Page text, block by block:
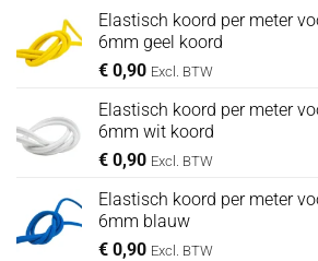
Elastisch koord per meter
6mm geel koord
€ 0,90 Excl. BTW
Elastisch koord per meter
6mm wit koord
€ 0,90 Excl. BTW
Elastisch koord per meter
6mm blauw
€ 0,90 Excl. BTW